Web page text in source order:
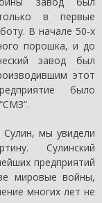
в первые
В начале 50-х
порошка, и до
завод был
этот
было
Сулин, мы увидели
Сулинский
предприятий
мировые войны,
многих лет не